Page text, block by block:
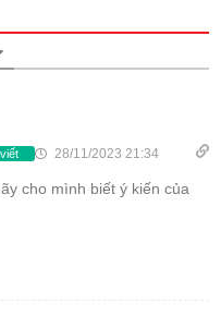
28/11/2023 21:34
cho mình biết ý kiến của